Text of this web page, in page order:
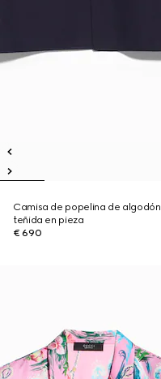
Camisa de popelina de algodón
teñida en pieza
€ 690